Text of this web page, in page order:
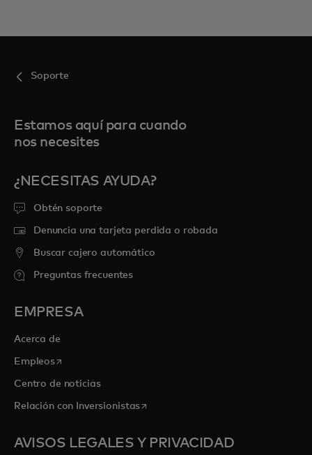
Soporte
Estamos aquí para cuando
nos necesites
¿NECESITAS AYUDA?
Obtén soporte
Denuncia una tarjeta perdida o robada
Buscar cajero automático
Preguntas frecuentes
EMPRESA
Acerca de
Empleosse abre en una pestaña nueva
Centro de noticias
Relación con Inversionistasse abre en una pestaña nueva
AVISOS LEGALES Y PRIVACIDAD